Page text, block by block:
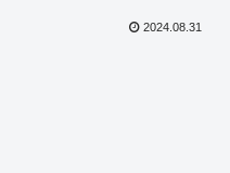
2024.08.31